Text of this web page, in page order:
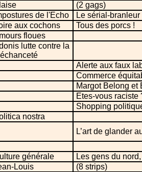
(2 gags)
de l'Echo
Le sérial-
aux cochons
Tous des porcs !
floues
lutte contre la
Alerte aux faux
Commerce
Margot Belong et
Etes-vous raciste
Shopping
nostra
L’art de glander
générale
Les gens du
Louis
(8 strips)